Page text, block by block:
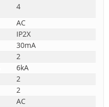
4
AC
IP2X
30mA
2
6kA
2
2
AC